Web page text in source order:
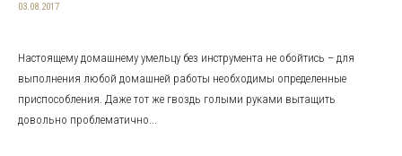
03.08.2017
Настоящему домашнему умельцу без инструмента не обойтись – для
выполнения любой домашней работы необходимы определенные
приспособления. Даже тот же гвоздь голыми руками вытащить
довольно проблематично...